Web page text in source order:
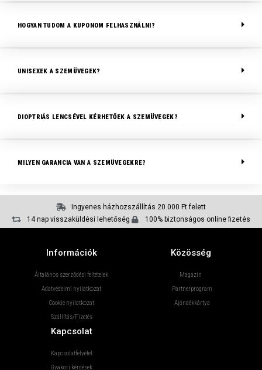
HOGYAN TUDOM A KUPONOM FELHASZNÁLNI?
UNISEXEK A SZEMÜVEGEK?
DIOPTRIÁS LENCSÉVEL KÉRHETŐEK A SZEMÜVEGEK?
MILYEN GARANCIA VAN A SZEMÜVEGEKRE?
Ingyenes házhozszállítás 20.000 Ft felett
14 nap visszaküldési lehetőség
100% biztonságos online fizetés
Információk
Általános szerződési feltételek
Adatvédelmi nyilatkozat
Cookie nyilatkozat
Szállítás/Fizetés
Közösség
Magazin
Partnerprogram
Ajándékkártya
Kapcsolat
Kapcsolatfelvétel
Gyakori kérdések